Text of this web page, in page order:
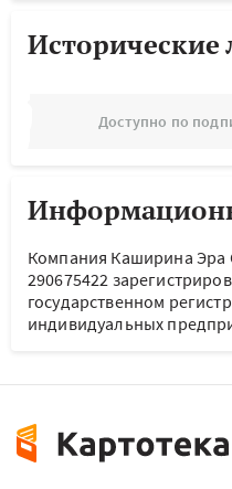
Исторические
Доступно по
Компания Каширина Эра
290675422
государственном
индивидуальных